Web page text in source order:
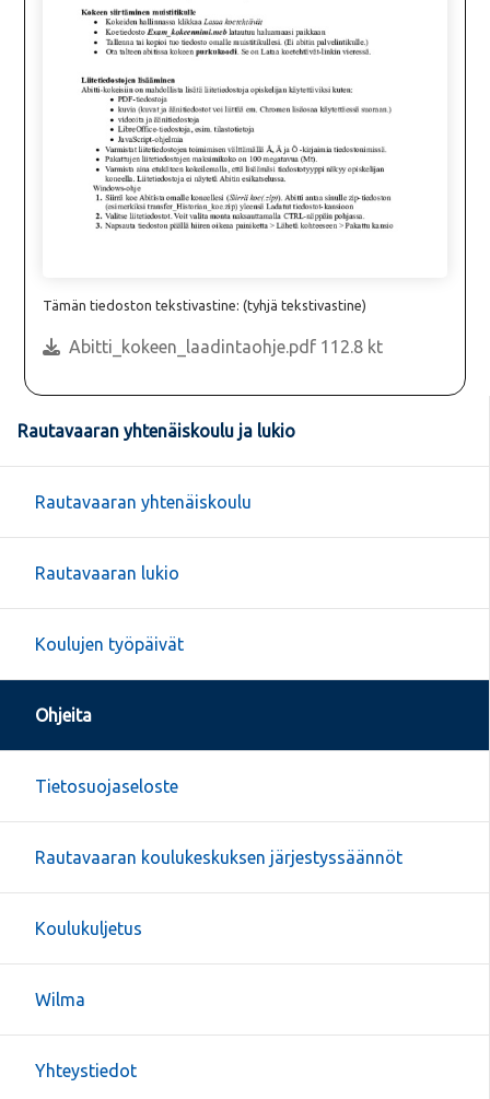
Tämän tiedoston tekstivastine: (tyhjä tekstivastine)
Abitti_kokeen_laadintaohje.pdf 112.8 kt
Rautavaaran yhtenäiskoulu ja lukio
Rautavaaran yhtenäiskoulu
Rautavaaran lukio
Koulujen työpäivät
Ohjeita
Tietosuojaseloste
Rautavaaran koulukeskuksen järjestyssäännöt
Koulukuljetus
Wilma
Yhteystiedot